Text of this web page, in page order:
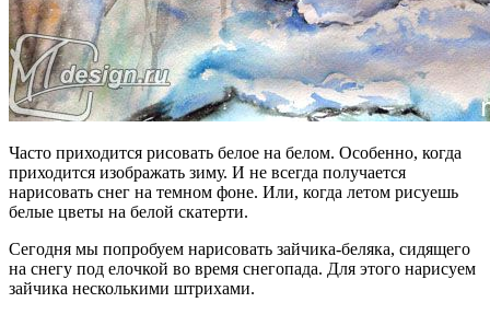
Часто приходится рисовать белое на белом. Особенно, когда
приходится изображать зиму. И не всегда получается
нарисовать снег на темном фоне. Или, когда летом рисуешь
белые цветы на белой скатерти.
Сегодня мы попробуем нарисовать зайчика-беляка, сидящего
на снегу под елочкой во время снегопада. Для этого нарисуем
зайчика несколькими штрихами.